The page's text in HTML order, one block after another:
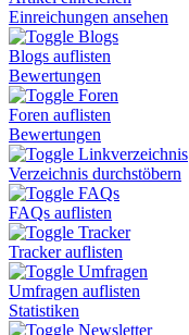
Einreichungen ansehen
Blogs
Blogs auflisten
Bewertungen
Foren
Foren auflisten
Bewertungen
Linkverzeichnis
Verzeichnis durchstöbern
FAQs
FAQs auflisten
Tracker
Tracker auflisten
Umfragen
Umfragen auflisten
Statistiken
Newsletter